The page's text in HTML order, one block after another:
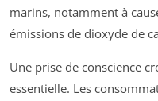
marins, notamment à
émissions de dioxyde de
Une prise de conscience
essentielle. Les